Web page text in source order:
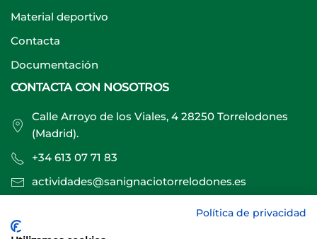
Material deportivo
Contacta
Documentación
CONTACTA CON NOSOTROS
Calle Arroyo de los Viales, 4 28250 Torrelodones
(Madrid).
+34 613 07 71 83
actividades@sanignaciotorrelodones.es
Sitio web creado por
Política de privacidad